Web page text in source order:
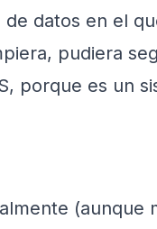
datos en el
pudiera
porque es un